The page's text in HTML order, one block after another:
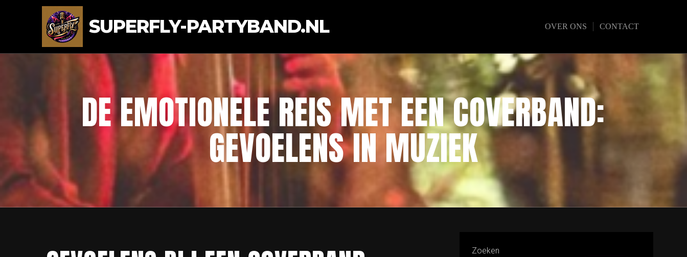
SUPERFLY-PARTYBAND.NL OVER ONS CONTACT
DE EMOTIONELE REIS MET EEN COVERBAND:
GEVOELENS IN MUZIEK
Zoeken